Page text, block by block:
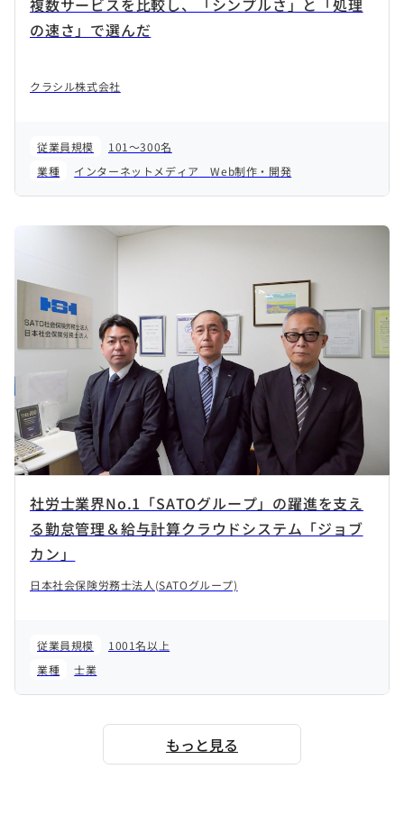
の速さ」で選んだ
クラシル株式会社
従業員規模
101～300名
業種
インターネットメディア Web制作・開発
社労士業界No.1「SATOグループ」の躍進を支え
る勤怠管理＆給与計算クラウドシステム「ジョブ
カン」
日本社会保険労務士法人(SATOグループ)
従業員規模
1001名以上
業種
士業
もっと見る